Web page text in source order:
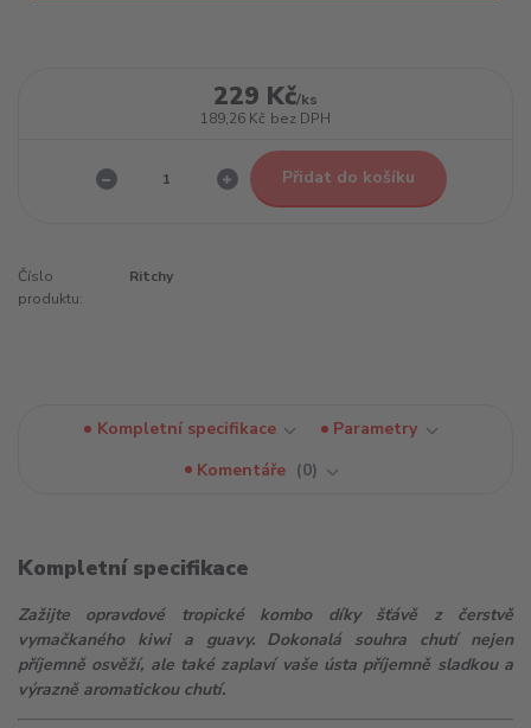
229 Kč/ks
189,26 Kč bez DPH
Přidat do košíku
Číslo
produktu:
Ritchy
Kompletní specifikace
Parametry
Komentáře
0
Kompletní specifikace
Zažijte opravdové tropické kombo díky šťávě z čerstvě
vymačkaného kiwi a guavy. Dokonalá souhra chutí nejen
příjemně osvěží, ale také zaplaví vaše ústa příjemně sladkou a
výrazně aromatickou chutí.